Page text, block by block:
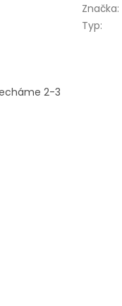
2-3
Značka:
Typ: